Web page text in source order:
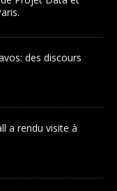
des discours
a rendu visite à